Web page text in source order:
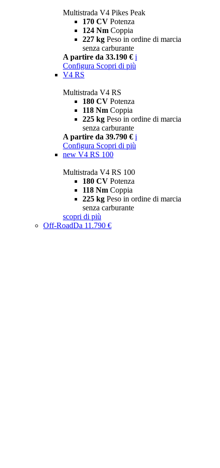
Multistrada V4 Pikes Peak
170 CV Potenza
124 Nm Coppia
227 kg Peso in ordine di marcia
senza carburante
A partire da 33.190 € i
Configura Scopri di più
V4 RS
Multistrada V4 RS
180 CV Potenza
118 Nm Coppia
225 kg Peso in ordine di marcia
senza carburante
A partire da 39.790 € i
Configura Scopri di più
new V4 RS 100
Multistrada V4 RS 100
180 CV Potenza
118 Nm Coppia
225 kg Peso in ordine di marcia
senza carburante
scopri di più
Off-RoadDa 11.790 €